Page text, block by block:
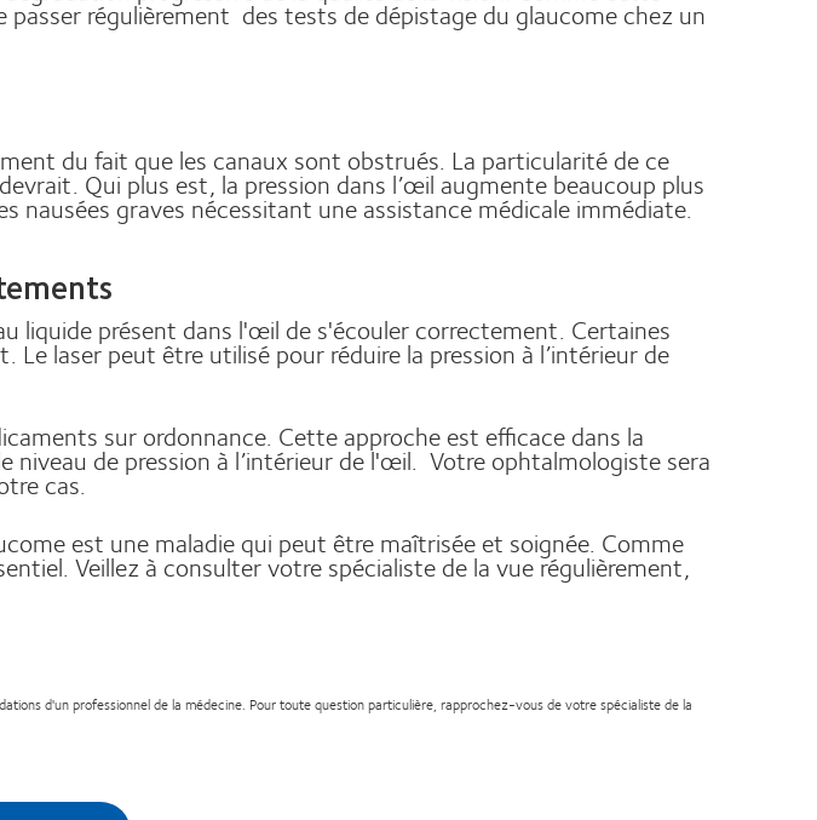
régulièrement des tests de dépistage du glaucome chez un
du fait que les canaux sont obstrués. La particularité de ce
Qui plus est, la pression dans l’œil augmente beaucoup plus
graves nécessitant une assistance médicale immédiate.
liquide présent dans l'œil de s'écouler correctement. Certaines
laser peut être utilisé pour réduire la pression à l’intérieur de
sur ordonnance. Cette approche est efficace dans la
de pression à l’intérieur de l'œil. Votre ophtalmologiste sera
cas.
est une maladie qui peut être maîtrisée et soignée. Comme
Veillez à consulter votre spécialiste de la vue régulièrement,
d'un professionnel de la médecine. Pour toute question particulière, rapprochez-vous de votre spécialiste de la